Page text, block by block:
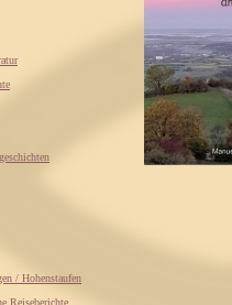
/ Hohenstaufen
Reiseberichte